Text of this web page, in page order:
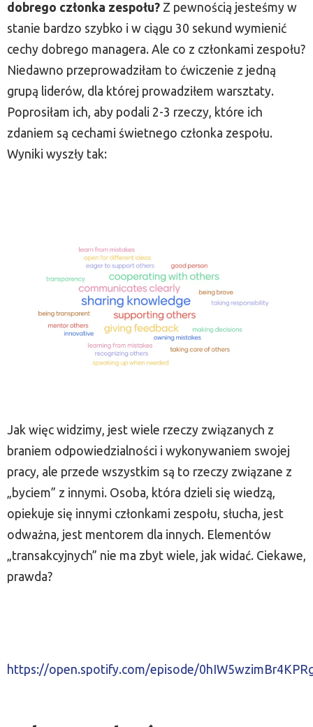
dobrego członka zespołu? Z pewnością jesteśmy w
stanie bardzo szybko i w ciągu 30 sekund wymienić
cechy dobrego managera. Ale co z członkami zespołu?
Niedawno przeprowadziłam to ćwiczenie z jedną
grupą liderów, dla której prowadziłem warsztaty.
Poprosiłam ich, aby podali 2-3 rzeczy, które ich
zdaniem są cechami świetnego członka zespołu.
Wyniki wyszły tak:
Jak więc widzimy, jest wiele rzeczy związanych z
braniem odpowiedzialności i wykonywaniem swojej
pracy, ale przede wszystkim są to rzeczy związane z
„byciem” z innymi. Osoba, która dzieli się wiedzą,
opiekuje się innymi członkami zespołu, słucha, jest
odważna, jest mentorem dla innych. Elementów
„transakcyjnych” nie ma zbyt wiele, jak widać. Ciekawe,
prawda?
https://open.spotify.com/episode/